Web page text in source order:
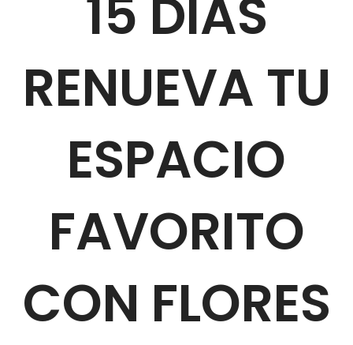
15 DIAS
RENUEVA TU
ESPACIO
FAVORITO
CON FLORES